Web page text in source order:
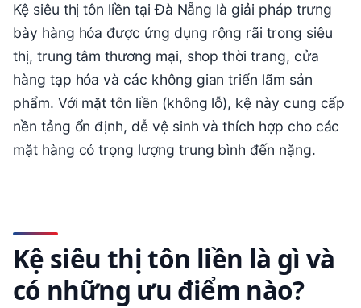
Kệ siêu thị tôn liền tại Đà Nẵng là giải pháp trưng
bày hàng hóa được ứng dụng rộng rãi trong siêu
thị, trung tâm thương mại, shop thời trang, cửa
hàng tạp hóa và các không gian triển lãm sản
phẩm. Với mặt tôn liền (không lỗ), kệ này cung cấp
nền tảng ổn định, dễ vệ sinh và thích hợp cho các
mặt hàng có trọng lượng trung bình đến nặng.
Kệ siêu thị tôn liền là gì và
có những ưu điểm nào?